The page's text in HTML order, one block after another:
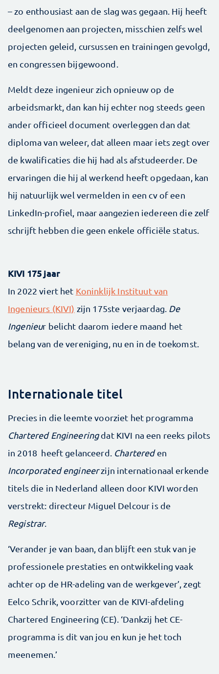
– zo enthousiast aan de slag was gegaan. Hij heeft
deelgenomen aan projecten, misschien zelfs wel
projecten geleid, cursussen en trainingen gevolgd,
en congressen bijgewoond.
Meldt deze ingenieur zich opnieuw op de
arbeidsmarkt, dan kan hij echter nog steeds geen
ander officieel document overleggen dan dat
diploma van weleer, dat alleen maar iets zegt over
de kwalificaties die hij had als afstudeerder. De
ervaringen die hij al werkend heeft opgedaan, kan
hij natuurlijk wel vermelden in een cv of een
LinkedIn-­profiel, maar aangezien iedereen die zelf
schrijft hebben die geen enkele officiële status.
KIVI 175 jaar
In 2022 viert het Koninklijk Instituut van
Ingenieurs (KIVI) zijn 175ste verjaardag. De
Ingenieur belicht daarom iedere maand het
belang van de vereniging, nu en in de toekomst.
Internationale titel
Precies in die leemte voorziet het programma
Chartered Engineeringdat KIVI na een reeks pilots
in 2018 heeft gelanceerd. Chartereden
Incorporated engineerzijn internationaal erkende
titels die in Nederland alleen door KIVI worden
verstrekt: directeur Miguel Delcour is de
Registrar.
‘Verander je van baan, dan blijft een stuk van je
professionele prestaties en ontwikkeling vaak
achter op de HR-adeling van de werkgever’, zegt
Eelco Schrik, voorzitter van de KIVI-afdeling
Chartered Engineering (CE). ‘Dankzij het CE-
programma is dit van jou en kun je het toch
meenemen.’